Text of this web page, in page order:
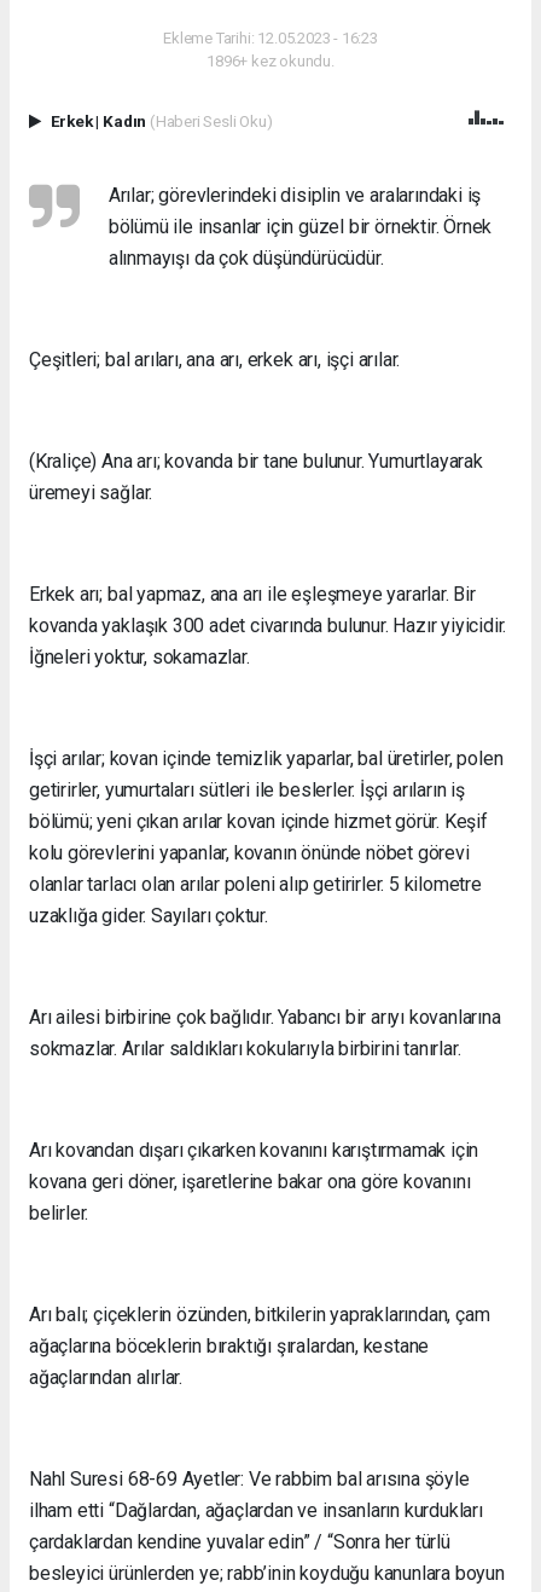
Ekleme Tarihi: 12.05.2023 - 16:23
1896+ kez okundu.
Erkek| Kadın (Haberi Sesli Oku)
Arılar; görevlerindeki disiplin ve aralarındaki iş
bölümü ile insanlar için güzel bir örnektir. Örnek
alınmayışı da çok düşündürücüdür.
Çeşitleri; bal arıları, ana arı, erkek arı, işçi arılar.
(Kraliçe) Ana arı; kovanda bir tane bulunur. Yumurtlayarak
üremeyi sağlar.
Erkek arı; bal yapmaz, ana arı ile eşleşmeye yararlar. Bir
kovanda yaklaşık 300 adet civarında bulunur. Hazır yiyicidir.
İğneleri yoktur, sokamazlar.
İşçi arılar; kovan içinde temizlik yaparlar, bal üretirler, polen
getirirler, yumurtaları sütleri ile beslerler. İşçi arıların iş
bölümü; yeni çıkan arılar kovan içinde hizmet görür. Keşif
kolu görevlerini yapanlar, kovanın önünde nöbet görevi
olanlar tarlacı olan arılar poleni alıp getirirler. 5 kilometre
uzaklığa gider. Sayıları çoktur.
Arı ailesi birbirine çok bağlıdır. Yabancı bir arıyı kovanlarına
sokmazlar. Arılar saldıkları kokularıyla birbirini tanırlar.
Arı kovandan dışarı çıkarken kovanını karıştırmamak için
kovana geri döner, işaretlerine bakar ona göre kovanını
belirler.
Arı balı; çiçeklerin özünden, bitkilerin yapraklarından, çam
ağaçlarına böceklerin bıraktığı şıralardan, kestane
ağaçlarından alırlar.
Nahl Suresi 68-69 Ayetler: Ve rabbim bal arısına şöyle
ilham etti “Dağlardan, ağaçlardan ve insanların kurdukları
çardaklardan kendine yuvalar edin” / “Sonra her türlü
besleyici ürünlerden ye; rabb’inin koyduğu kanunlara boyun